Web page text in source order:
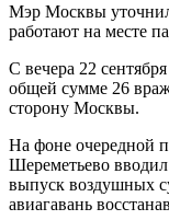
Мэр Москвы
работают на месте
С вечера 22
общей сумме 26
сторону Москвы.
На фоне очередной
Шереметьево
выпуск воздушных
авиагавань